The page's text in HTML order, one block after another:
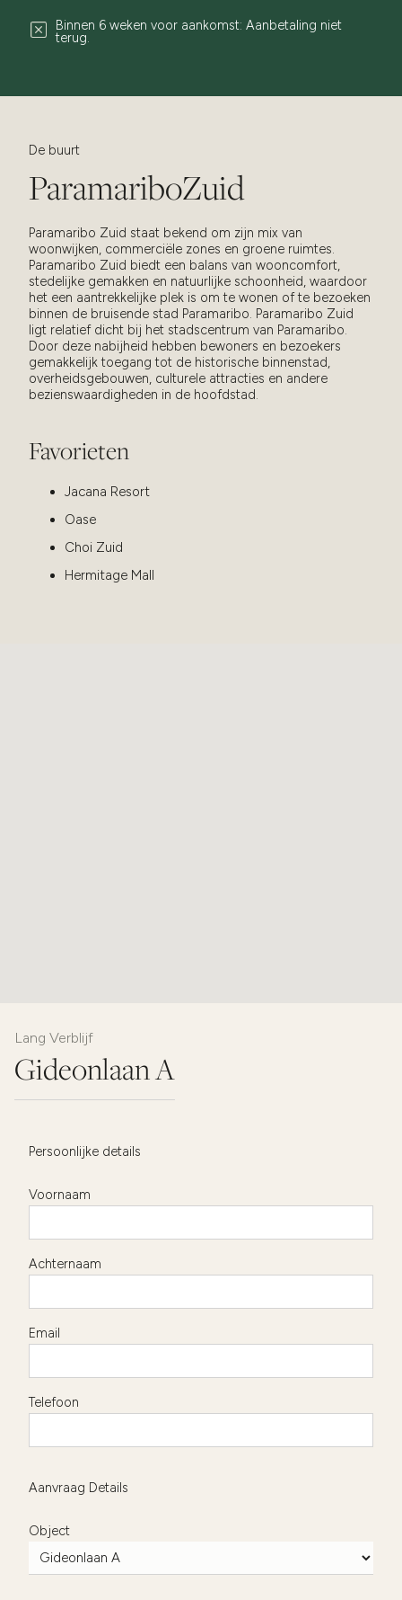
Binnen 6 weken voor aankomst: Aanbetaling niet
terug.
De buurt
ParamariboZuid
Paramaribo Zuid staat bekend om zijn mix van
woonwijken, commerciële zones en groene ruimtes.
Paramaribo Zuid biedt een balans van wooncomfort,
stedelijke gemakken en natuurlijke schoonheid, waardoor
het een aantrekkelijke plek is om te wonen of te bezoeken
binnen de bruisende stad Paramaribo. Paramaribo Zuid
ligt relatief dicht bij het stadscentrum van Paramaribo.
Door deze nabijheid hebben bewoners en bezoekers
gemakkelijk toegang tot de historische binnenstad,
overheidsgebouwen, culturele attracties en andere
bezienswaardigheden in de hoofdstad.
Favorieten
Jacana Resort
Oase
Choi Zuid
Hermitage Mall
Lang Verblijf
Gideonlaan A
Persoonlijke details
Voornaam
Achternaam
Email
Telefoon
Aanvraag Details
Object